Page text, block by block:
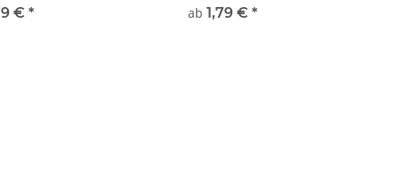
Kohlfahrt
€ *
Kohlfahrt/Kohltour
ab 1,79 € *